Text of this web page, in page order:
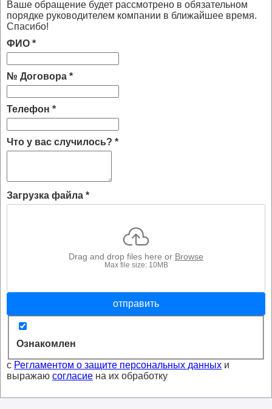
Ваше обращение будет рассмотрено в обязательном
порядке руководителем компании в ближайшее время.
Спасибо!
ФИО *
№ Договора *
Телефон *
Что у вас случилось? *
Загрузка файла *
Drag and drop files here or Browse
Max file size: 10MB
отправить
Ознакомлен
с Регламентом о защите персональных данных и
выражаю согласие на их обработку